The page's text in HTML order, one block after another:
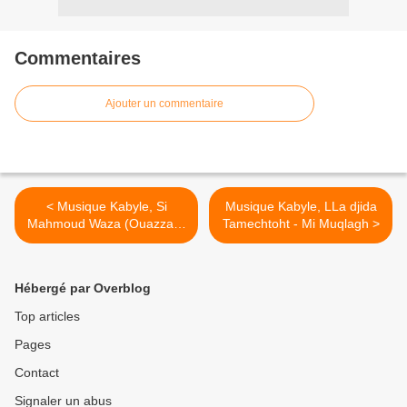
Commentaires
Ajouter un commentaire
< Musique Kabyle, Si
Mahmoud Waza (Ouazza) -
Chant religieux , chorale
Musique Kabyle, LLa djida
Tamechtoht - Mi Muqlagh >
Hébergé par Overblog
Top articles
Pages
Contact
Signaler un abus